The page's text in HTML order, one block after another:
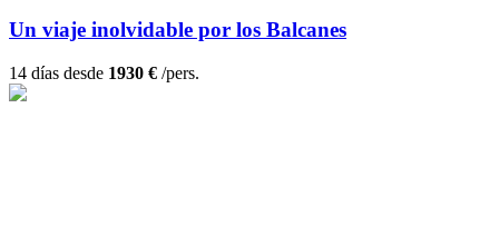
Un viaje inolvidable por los Balcanes
14 días desde 1930 € /pers.